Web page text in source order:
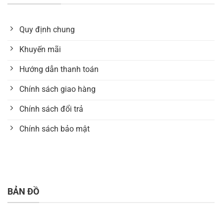
Quy định chung
Khuyến mãi
Hướng dẫn thanh toán
Chính sách giao hàng
Chính sách đổi trả
Chính sách bảo mật
BẢN ĐỒ